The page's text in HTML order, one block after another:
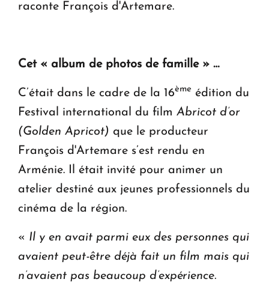
raconte François d'Artemare.
Cet « album de photos de famille » …
C’était dans le cadre de la 16ème édition du
Festival international du film Abricot d’or
(Golden Apricot) que le producteur
François d'Artemare s’est rendu en
Arménie. Il était invité pour animer un
atelier destiné aux jeunes professionnels du
cinéma de la région.
« Il y en avait parmi eux des personnes qui
avaient peut-être déjà fait un film mais qui
n’avaient pas beaucoup d’expérience.